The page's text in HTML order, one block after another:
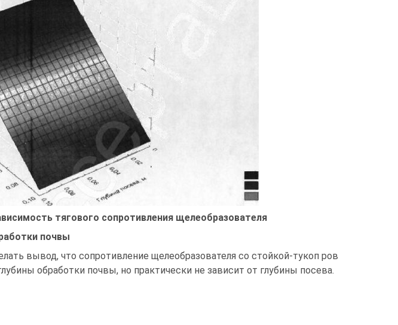
тягового сопротивления щелеобразователя
почвы
вывод, что сопротивление щелеобразователя со стойкой-тукоп ров
обработки почвы, но практически не зависит от глубины посева.